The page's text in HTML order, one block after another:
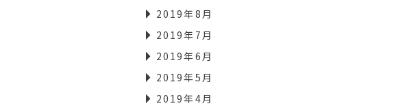
2019年8月
2019年7月
2019年6月
2019年5月
2019年4月